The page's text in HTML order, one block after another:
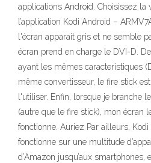
applications Android. Choisissez la
l’application Kodi Android –
l'écran apparait gris et ne semble
écran prend en charge le DVI-D.
ayant les mêmes caracteristiques
même convertisseur, le fire stick
l'utiliser. Enfin, lorsque je branche
(autre que le fire stick), mon écran
fonctionne. Auriez Par ailleurs,
fonctionne sur une multitude
d’Amazon jusqu’aux